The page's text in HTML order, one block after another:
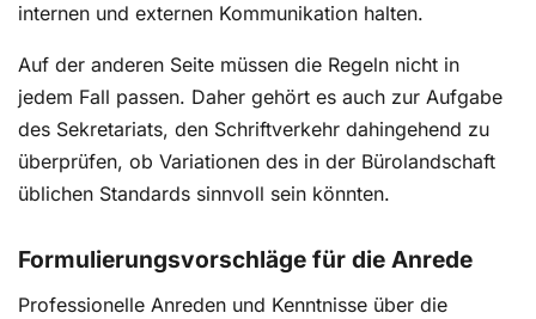
internen und externen Kommunikation halten.
Auf der anderen Seite müssen die Regeln nicht in
jedem Fall passen. Daher gehört es auch zur Aufgabe
des Sekretariats, den Schriftverkehr dahingehend zu
überprüfen, ob Variationen des in der Bürolandschaft
üblichen Standards sinnvoll sein könnten.
Formulierungsvorschläge für die Anrede
Professionelle Anreden und Kenntnisse über die